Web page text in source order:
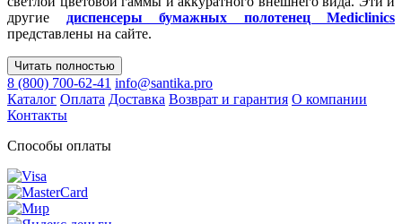
другие диспенсеры бумажных полотенец Mediclinics
представлены на сайте.
Читать полностью
8 (800) 700-62-41 info@santika.pro
Каталог Оплата Доставка Возврат и гарантия О компании
Контакты
Способы оплаты